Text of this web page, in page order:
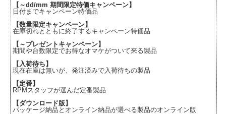
【～dd/mm 期間限定特価キャンペーン】
日付までキャンペーン特価品
【数量限定キャンペーン】
在庫切れとともに終了するキャンペーン特価品
【～プレゼントキャンペーン】
期間や台数限定でお得なオマケがついて来る製品
【入荷待ち】
現在在庫は無いが、発注済みで入荷待ちの製品
【定番】
RPMスタッフが選んだ定番製品
【ダウンロード版】
パッケージ納品とオンライン納品が選べる製品のオンライン版